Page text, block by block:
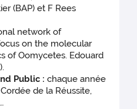
(BAP) et F Rees
network of
on the molecular
of Oomycetes. Edouard
Public :chaque année
de la Réussite,